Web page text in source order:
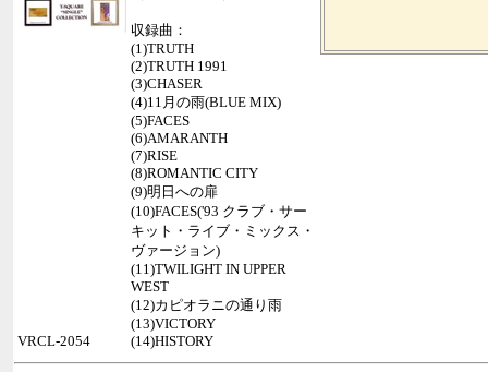
収録曲：
(1)TRUTH
(2)TRUTH 1991
(3)CHASER
(4)11月の雨(BLUE MIX)
(5)FACES
(6)AMARANTH
(7)RISE
(8)ROMANTIC CITY
(9)明日への扉
(10)FACES('93 クラブ・サー
キット・ライブ・ミックス・
ヴァージョン)
(11)TWILIGHT IN UPPER
WEST
(12)カピオラニの通り雨
(13)VICTORY
(14)HISTORY
VRCL-2054